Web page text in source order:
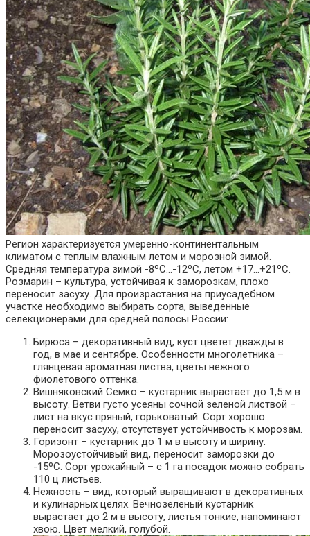
Регион характеризуется умеренно-континентальным
климатом с теплым влажным летом и морозной зимой.
Средняя температура зимой -8ºС…-12ºС, летом +17…+21ºС.
Розмарин – культура, устойчивая к заморозкам, плохо
переносит засуху. Для произрастания на приусадебном
участке необходимо выбирать сорта, выведенные
селекционерами для средней полосы России:
Бирюса – декоративный вид, куст цветет дважды в
год, в мае и сентябре. Особенности многолетника –
глянцевая ароматная листва, цветы нежного
фиолетового оттенка.
Вишняковский Семко – кустарник вырастает до 1,5 м в
высоту. Ветви густо усеяны сочной зеленой листвой –
лист на вкус пряный, горьковатый. Сорт хорошо
переносит засуху, отсутствует устойчивость к морозам.
Горизонт – кустарник до 1 м в высоту и ширину.
Морозоустойчивый вид, переносит заморозки до
-15ºС. Сорт урожайный – с 1 га посадок можно собрать
110 ц листьев.
Нежность – вид, который выращивают в декоративных
и кулинарных целях. Вечнозеленый кустарник
вырастает до 2 м в высоту, листья тонкие, напоминают
хвою. Цвет мелкий, голубой.